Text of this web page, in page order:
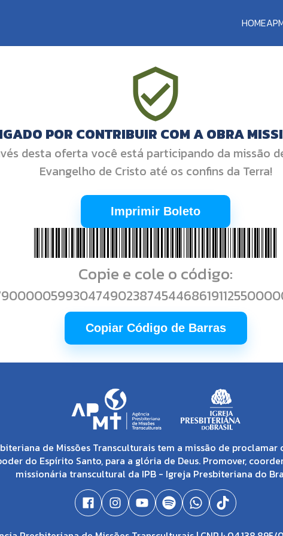
HOME
POR CONTRIBUIR COM A OBRA
desta oferta você está participando da missão
Evangelho de Cristo até os confins da Terra!
Imprimir Boleto
Copie e cole o código:
Copiar Código de Barras
de Missões Transculturais tem a missão de
do Espírito Santo, para a glória de Deus. Promover,
missionária transcultural da IPB - Igreja Presbiteriana do